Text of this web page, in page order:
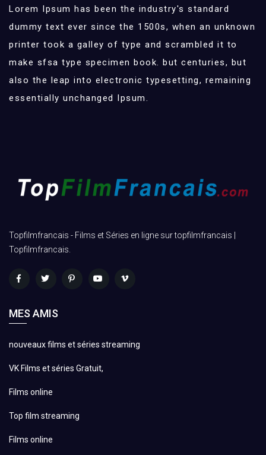
Lorem Ipsum has been the industry's standard
dummy text ever since the 1500s, when an unknown
printer took a galley of type and scrambled it to
make sfsa type specimen book. but centuries, but
also the leap into electronic typesetting, remaining
essentially unchanged Ipsum.
Topfilmfrancais - Films et Séries en ligne sur topfilmfrancais |
Topfilmfrancais.
MES AMIS
nouveaux films et séries streaming
VK Films et séries Gratuit,
Films online
Top film streaming
Films online